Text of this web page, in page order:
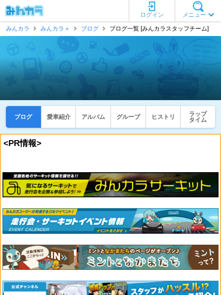
メニュー
ログイン
みんカラ
みんカラ＋ ブログ ブログ一覧 [みんカラスタッフチーム]
ブログ 愛車紹介 アルバム グループ ヒストリ
ラップ
タイム
<PR情報>